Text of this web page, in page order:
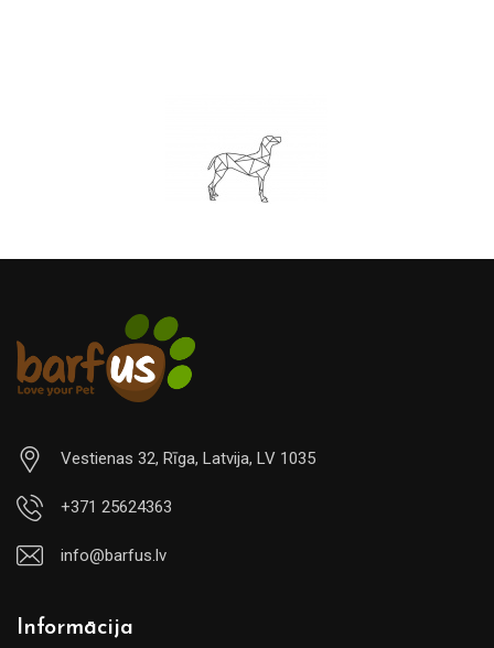
Vestienas 32, Rīga, Latvija, LV 1035
+371 25624363
info@barfus.lv
Informācija